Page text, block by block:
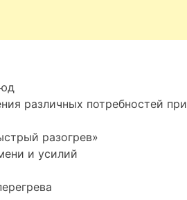
различных потребностей при
разогрев»
и усилий